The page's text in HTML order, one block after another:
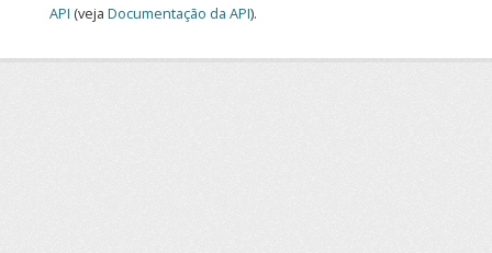
API (veja Documentação da API).